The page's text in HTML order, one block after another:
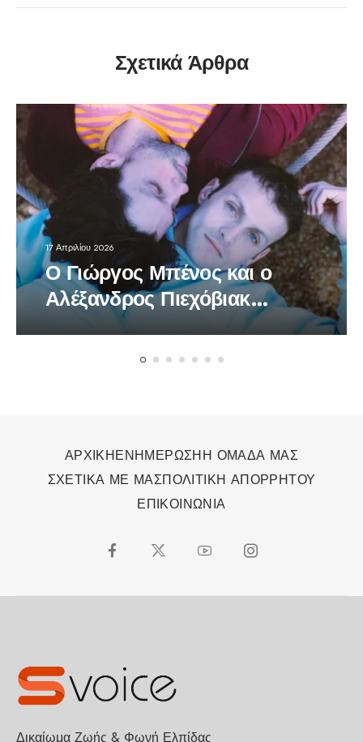
Σχετικά Άρθρα
17 Απριλίου 2026
Ο Γιώργος Μπένος και ο
Αλέξανδρος Πιεχόβιακ
πρωταγωνιστές στο
πολυβραβευμένο έργο
ΑΡΧΙΚΗΕΝΗΜΕΡΩΣΗΗ ΟΜΑΔΑ ΜΑΣ
ΣΧΕΤΙΚΑ ΜΕ ΜΑΣΠΟΛΙΤΙΚΗ ΑΠΟΡΡΗΤΟΥ
ΕΠΙΚΟΙΝΩΝΙΑ
Δικαίωμα Ζωής & Φωνή Ελπίδας